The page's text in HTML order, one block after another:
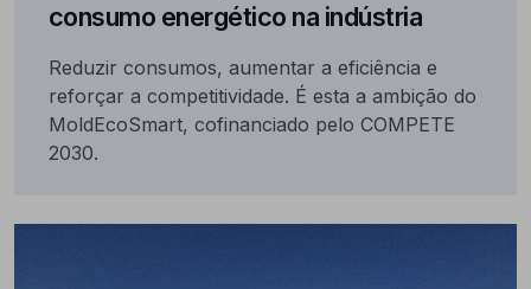
consumo energético na indústria
Reduzir consumos, aumentar a eficiência e
reforçar a competitividade. É esta a ambição do
MoldEcoSmart, cofinanciado pelo COMPETE
2030.